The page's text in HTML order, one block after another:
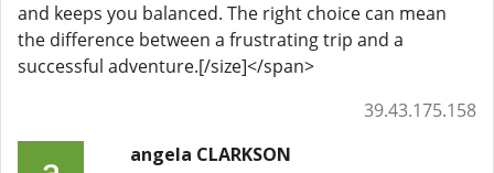
and keeps you balanced. The right choice can mean
the difference between a frustrating trip and a
successful adventure.[/size]</span>
39.43.175.158
angela CLARKSON